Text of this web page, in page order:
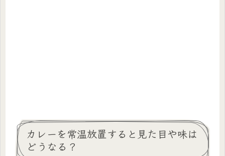
カレーを常温放置すると見た目や味は
どうなる？